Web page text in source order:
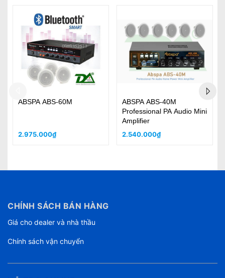
ABSPA ABS-60M
2.975.000₫
ABSPA ABS-40M
Professional PA Audio Mini
Amplifier
2.540.000₫
CHÍNH SÁCH BÁN HÀNG
Giá cho dealer và nhà thầu
Chính sách vận chuyển